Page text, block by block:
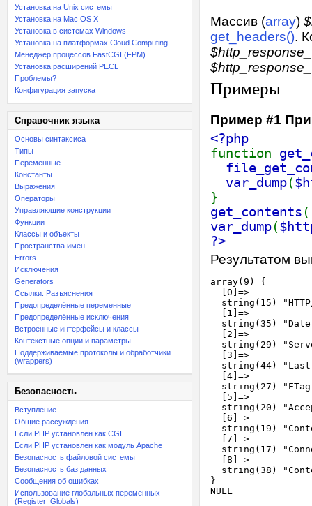
Установка на Unix системы
Установка на Mac OS X
Установка в системах Windows
Установка на платформах Cloud Computing
Менеджер процессов FastCGI (FPM)
Установка расширений PECL
Проблемы?
Конфигурация запуска
Справочник языка
Основы синтаксиса
Типы
Переменные
Константы
Выражения
Операторы
Управляющие конструкции
Функции
Классы и объекты
Пространства имен
Errors
Исключения
Generators
Ссылки. Разъяснения
Предопределённые переменные
Предопределённые исключения
Встроенные интерфейсы и классы
Контекстные опции и параметры
Поддерживаемые протоколы и обработчики
(wrappers)
Безопасность
Вступление
Общие рассуждения
Если PHP установлен как CGI
Если PHP установлен как модуль Apache
Безопасность файловой системы
Безопасность баз данных
Сообщения об ошибках
Использование глобальных переменных
(Register_Globals)
Массив (array)
get_headers().
Примеры
Пример #1
<?php
function
var_dump(
}
get_contents
var_dump(
?>
Результатом
array(9) {
  [0]=>
string(15)
  [1]=>
string(35)
  [2]=>
string(29)
  [3]=>
string(44)
  [4]=>
string(27)
  [5]=>
string(20)
  [6]=>
string(19)
  [7]=>
string(17)
  [8]=>
string(38)
}